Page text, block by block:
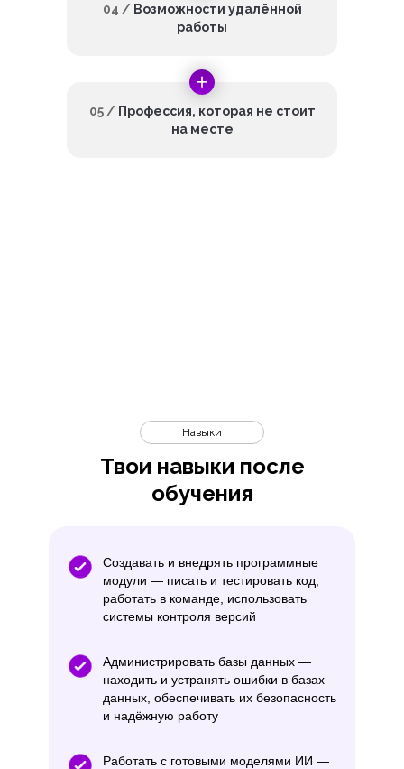
05 / Профессия, которая не стоит
на месте
04 / Возможности удалённой
работы
Твои навыки после
обучения
Навыки
Создавать и внедрять программные
модули — писать и тестировать код,
работать в команде, использовать
системы контроля версий
Администрировать базы данных —
находить и устранять ошибки в базах
данных, обеспечивать их безопасность
и надёжную работу
Работать с готовыми моделями ИИ —